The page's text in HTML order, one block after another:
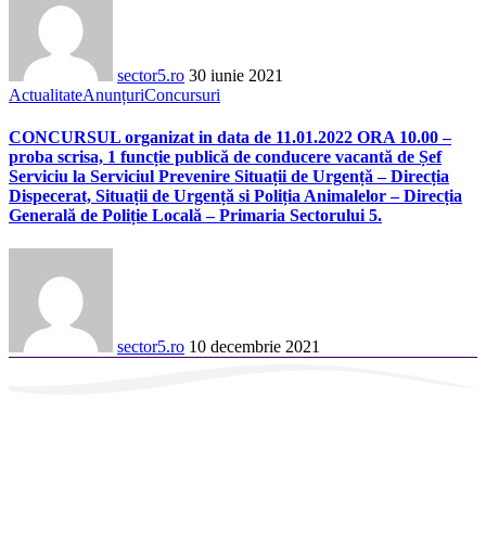
sector5.ro 30 iunie 2021
ActualitateAnunțuriConcursuri
CONCURSUL organizat in data de 11.01.2022 ORA 10.00 –
proba scrisa, 1 funcție publică de conducere vacantă de Șef
Serviciu la Serviciul Prevenire Situații de Urgență – Direcția
Dispecerat, Situații de Urgență si Poliția Animalelor – Direcția
Generală de Poliție Locală – Primaria Sectorului 5.
sector5.ro 10 decembrie 2021